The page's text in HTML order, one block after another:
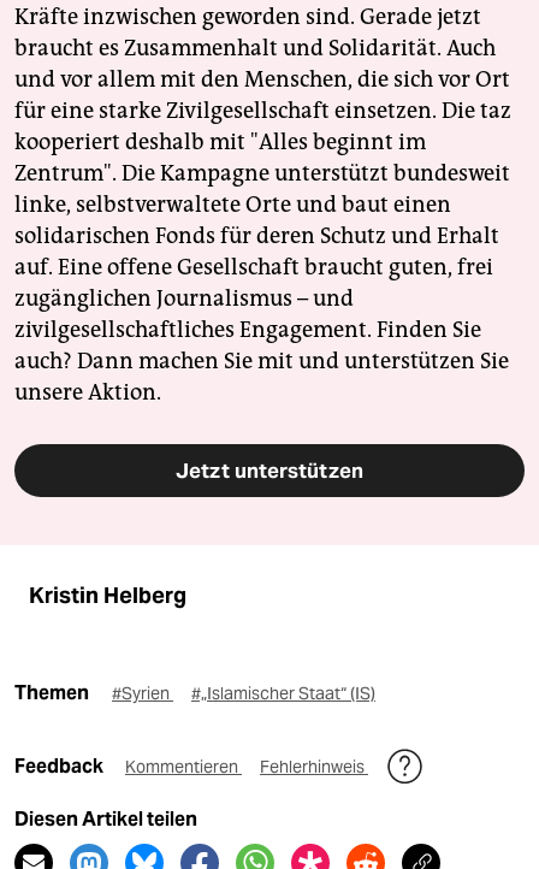
Kräfte inzwischen geworden sind. Gerade jetzt
braucht es Zusammenhalt und Solidarität. Auch
und vor allem mit den Menschen, die sich vor Ort
für eine starke Zivilgesellschaft einsetzen. Die taz
kooperiert deshalb mit "Alles beginnt im
Zentrum". Die Kampagne unterstützt bundesweit
linke, selbstverwaltete Orte und baut einen
solidarischen Fonds für deren Schutz und Erhalt
auf. Eine offene Gesellschaft braucht guten, frei
zugänglichen Journalismus – und
zivilgesellschaftliches Engagement. Finden Sie
auch? Dann machen Sie mit und unterstützen Sie
unsere Aktion.
Jetzt unterstützen
Kristin Helberg
Themen #Syrien #„Islamischer Staat“ (IS)
Feedback Kommentieren Fehlerhinweis
Diesen Artikel teilen